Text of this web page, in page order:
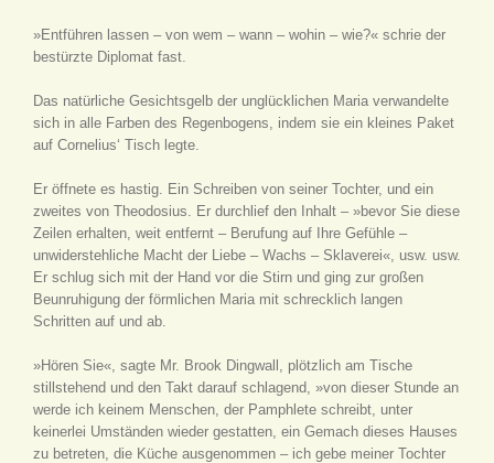
»Entführen lassen – von wem – wann – wohin – wie?« schrie der
bestürzte Diplomat fast.
Das natürliche Gesichtsgelb der unglücklichen Maria verwandelte
sich in alle Farben des Regenbogens, indem sie ein kleines Paket
auf Cornelius‘ Tisch legte.
Er öffnete es hastig. Ein Schreiben von seiner Tochter, und ein
zweites von Theodosius. Er durchlief den Inhalt – »bevor Sie diese
Zeilen erhalten, weit entfernt – Berufung auf Ihre Gefühle –
unwiderstehliche Macht der Liebe – Wachs – Sklaverei«, usw. usw.
Er schlug sich mit der Hand vor die Stirn und ging zur großen
Beunruhigung der förmlichen Maria mit schrecklich langen
Schritten auf und ab.
»Hören Sie«, sagte Mr. Brook Dingwall, plötzlich am Tische
stillstehend und den Takt darauf schlagend, »von dieser Stunde an
werde ich keinem Menschen, der Pamphlete schreibt, unter
keinerlei Umständen wieder gestatten, ein Gemach dieses Hauses
zu betreten, die Küche ausgenommen – ich gebe meiner Tochter